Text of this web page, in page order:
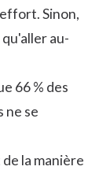
Sinon,
au-
66 % des
ne se
la manière